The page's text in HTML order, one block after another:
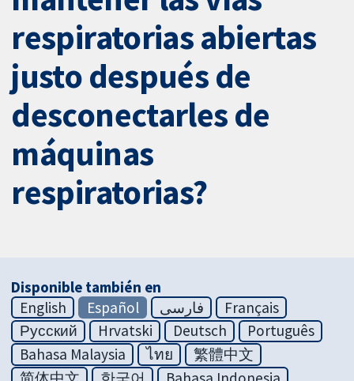
respiratorias abiertas
justo después de
desconectarles de
máquinas
respiratorias?
Disponible también en
English
Español فارسی
Français
Русский
Hrvatski Deutsch
Português
Bahasa Malaysia
ไทย
繁體中文